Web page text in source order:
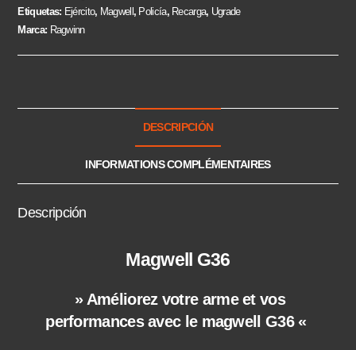
Etiquetas: Ejército, Magwell, Policía, Recarga, Ugrade
Marca: Ragwinn
DESCRIPCIÓN
INFORMATIONS COMPLÉMENTAIRES
Descripción
Magwell G36
» Améliorez votre arme et vos
performances avec le magwell G36 «